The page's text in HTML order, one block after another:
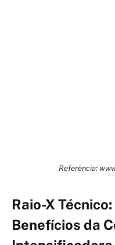
Referência:
Raio-X
Benefícios da